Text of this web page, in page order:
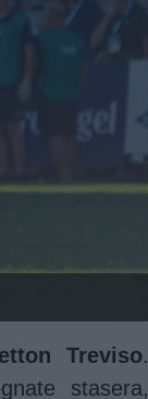
Treviso.
stasera,